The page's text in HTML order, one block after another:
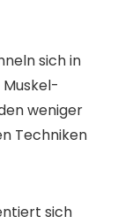
sich in
weniger
Techniken
sich